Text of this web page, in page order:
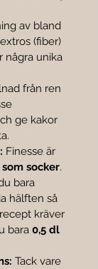
av bland
(fiber)
några unika
från ren
ge kakor
Finesse är
socker.
bara
hälften så
kräver
bara 0,5 dl
Tack vare